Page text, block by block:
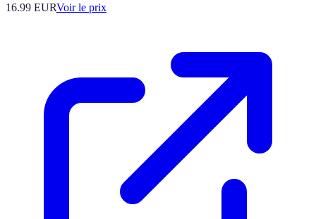
16.99 EURVoir le prix